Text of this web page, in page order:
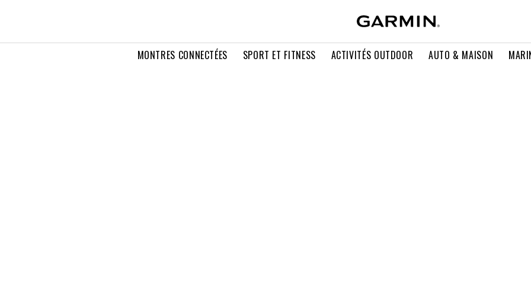
MONTRES CONNECTÉES SPORT ET FITNESS ACTIVITÉS OUTDOOR AUTO & MAISON